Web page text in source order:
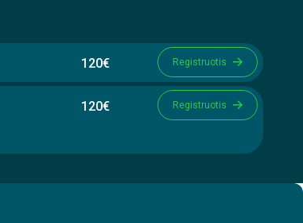
120€ Registruotis
120€ Registruotis